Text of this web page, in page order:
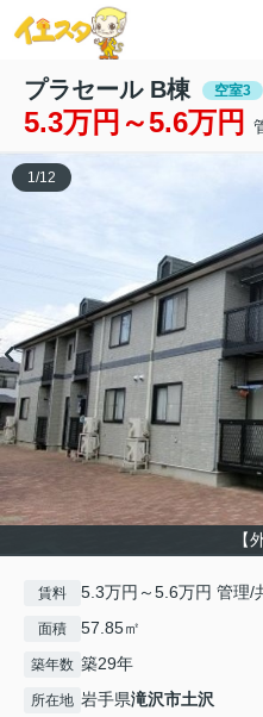
プラセール B棟 空室3
5.3万円～5.6万円
【
1/12
賃料 5.3万円～5.6万円 管理/
面積 57.85㎡
築年数 築29年
所在地 岩手県滝沢市土沢